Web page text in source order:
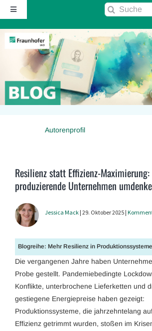
Zum
Inhalt
springen
Toggle
Navigation
Startseite
Über diesen Blog
Kontakt
Kommentarrichtlinie
Suche
Autorenprofil
Resilienz statt Effizienz-
produzierende Unternehmen
Jessica Mack | 29. Oktober 2025 |
Blogreihe: Mehr Resilienz in
Die vergangenen Jahre haben
Probe gestellt. Pandemiebedingte
Konflikte, unterbrochene Lieferketten und
gestiegene Energiepreise haben gezeigt:
Produktionssysteme, die jahrzehntelang
Effizienz getrimmt wurden, stoßen im